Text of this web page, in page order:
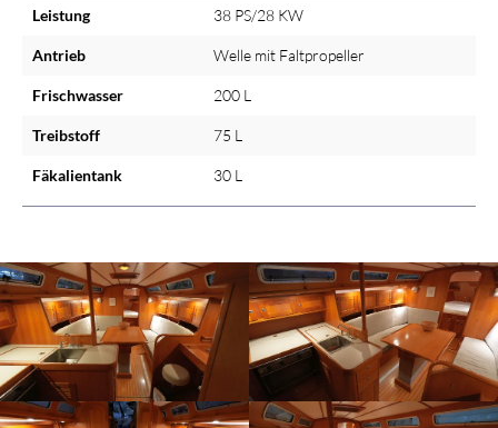
Leistung 38 PS/28 KW
Antrieb Welle mit Faltpropeller
Frischwasser 200 L
Treibstoff 75 L
Fäkalientank 30 L